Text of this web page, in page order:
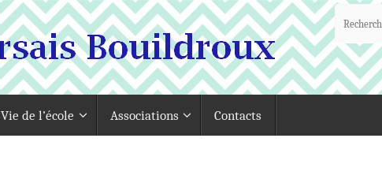
Vie de l’école Associations Contacts